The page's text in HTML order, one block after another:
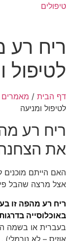
טיפולים
לטיפול
דף הבית / מאמרים
לטיפול ומניעה
ריח רע
את
האם הייתם
אצל מרצה שהבל
ריח רע מהפה זו
באוכלוסייה
בעברית או בשמה
אוזיס – לא